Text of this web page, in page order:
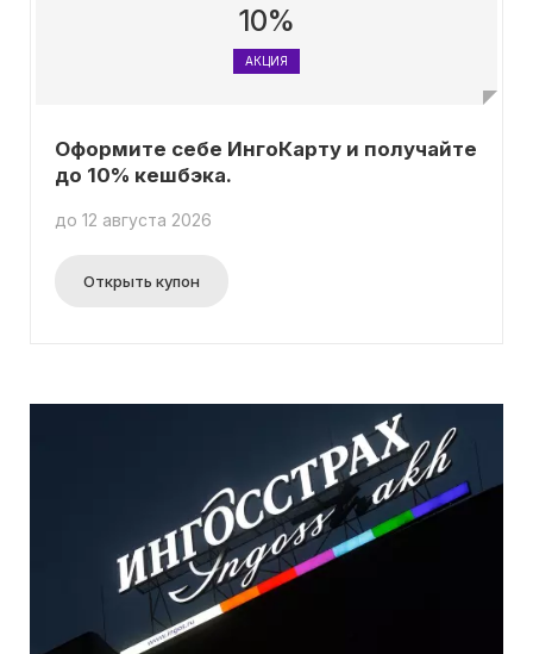
10%
АКЦИЯ
Оформите себе ИнгоКарту и получайте
до 10% кешбэка.
до 12 августа 2026
Открыть купон